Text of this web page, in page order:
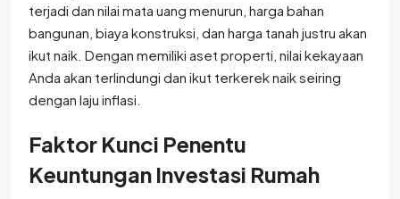
terjadi dan nilai mata uang menurun, harga bahan
bangunan, biaya konstruksi, dan harga tanah justru akan
ikut naik. Dengan memiliki aset properti, nilai kekayaan
Anda akan terlindungi dan ikut terkerek naik seiring
dengan laju inflasi.
Faktor Kunci Penentu
Keuntungan Investasi Rumah